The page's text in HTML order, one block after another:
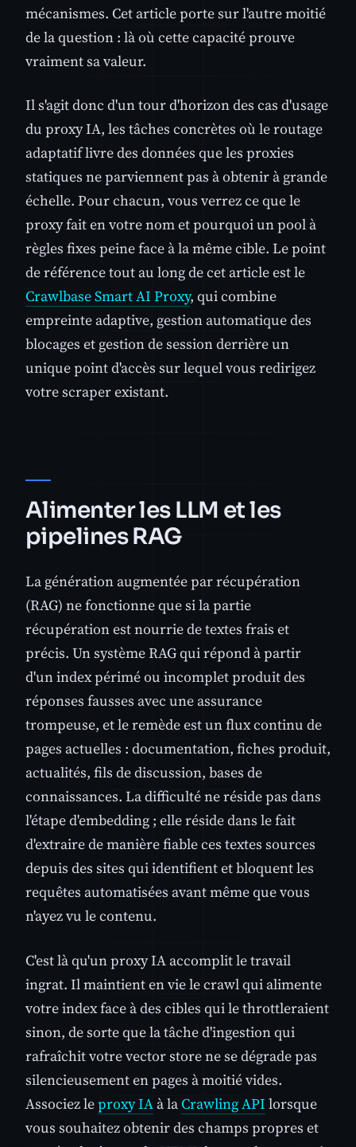
mécanismes. Cet article porte sur l'autre moitié
de la question : là où cette capacité prouve
vraiment sa valeur.
Il s'agit donc d'un tour d'horizon des cas d'usage
du proxy IA, les tâches concrètes où le routage
adaptatif livre des données que les proxies
statiques ne parviennent pas à obtenir à grande
échelle. Pour chacun, vous verrez ce que le
proxy fait en votre nom et pourquoi un pool à
règles fixes peine face à la même cible. Le point
de référence tout au long de cet article est le
Crawlbase Smart AI Proxy, qui combine
empreinte adaptive, gestion automatique des
blocages et gestion de session derrière un
unique point d'accès sur lequel vous redirigez
votre scraper existant.
Alimenter les LLM et les
pipelines RAG
La génération augmentée par récupération
(RAG) ne fonctionne que si la partie
récupération est nourrie de textes frais et
précis. Un système RAG qui répond à partir
d'un index périmé ou incomplet produit des
réponses fausses avec une assurance
trompeuse, et le remède est un flux continu de
pages actuelles : documentation, fiches produit,
actualités, fils de discussion, bases de
connaissances. La difficulté ne réside pas dans
l'étape d'embedding ; elle réside dans le fait
d'extraire de manière fiable ces textes sources
depuis des sites qui identifient et bloquent les
requêtes automatisées avant même que vous
n'ayez vu le contenu.
C'est là qu'un proxy IA accomplit le travail
ingrat. Il maintient en vie le crawl qui alimente
votre index face à des cibles qui le throttleraient
sinon, de sorte que la tâche d'ingestion qui
rafraîchit votre vector store ne se dégrade pas
silencieusement en pages à moitié vides.
Associez leproxy IA à laCrawling API lorsque
vous souhaitez obtenir des champs propres et